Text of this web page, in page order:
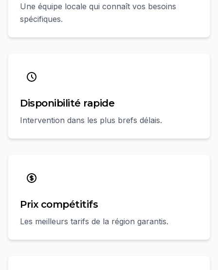
Une équipe locale qui connaît vos besoins
spécifiques.
Disponibilité rapide
Intervention dans les plus brefs délais.
Prix compétitifs
Les meilleurs tarifs de la région garantis.